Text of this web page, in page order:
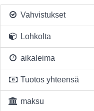
Vahvistukset
Lohkolta
aikaleima
Tuotos yhteensä
maksu